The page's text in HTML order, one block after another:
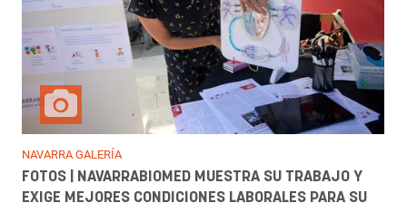
NAVARRA GALERÍA
FOTOS | NAVARRABIOMED MUESTRA SU TRABAJO Y
EXIGE MEJORES CONDICIONES LABORALES PARA SU